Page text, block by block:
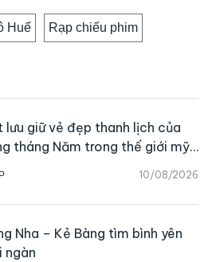
Huế Rạp chiếu phim
10/08/2026
lưu giữ vẻ đẹp thanh lịch của
tháng Năm trong thế giới mỹ
nước hoa CHANEL
Nha – Kẻ Bàng tìm bình yên
ngàn